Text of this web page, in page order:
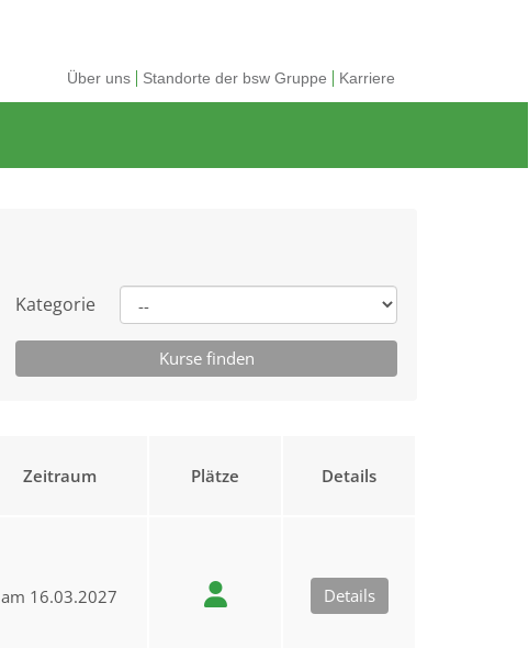
Über uns Standorte der bsw Gruppe Karriere
Kategorie
Zeitraum Plätze Details
am 16.03.2027 Details